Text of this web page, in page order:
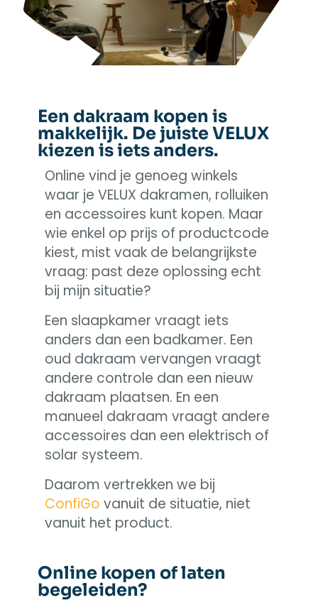
Een dakraam kopen is
makkelijk. De juiste VELUX
kiezen is iets anders.
Online vind je genoeg winkels
waar je VELUX dakramen, rolluiken
en accessoires kunt kopen. Maar
wie enkel op prijs of productcode
kiest, mist vaak de belangrijkste
vraag: past deze oplossing echt
bij mijn situatie?
Een slaapkamer vraagt iets
anders dan een badkamer. Een
oud dakraam vervangen vraagt
andere controle dan een nieuw
dakraam plaatsen. En een
manueel dakraam vraagt andere
accessoires dan een elektrisch of
solar systeem.
Daarom vertrekken we bij
ConfiGo vanuit de situatie, niet
vanuit het product.
Online kopen of laten
begeleiden?